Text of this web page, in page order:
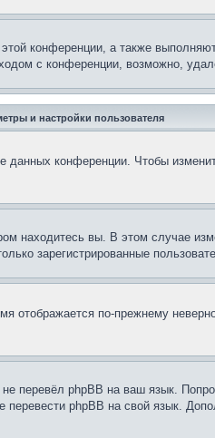
конференции, а также
с конференции, возможно,
и настройки пользователя
данных конференции. Чтобы
находитесь вы. В этом случае
зарегистрированные
отображается по-прежнему
перевёл phpBB на ваш язык.
перевести phpBB на свой язык.